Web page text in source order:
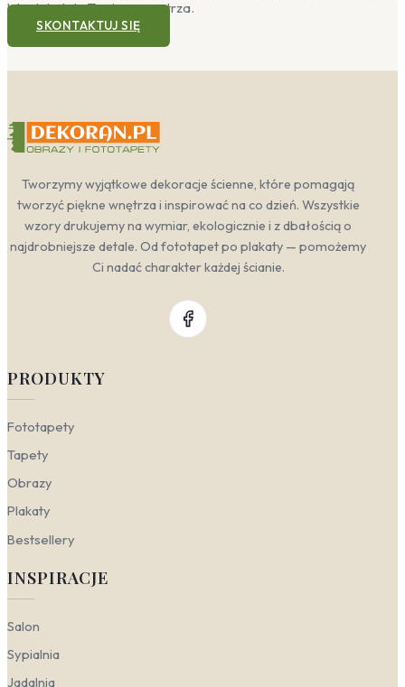
lub plakat do Twojego wnętrza.
SKONTAKTUJ SIĘ
Tworzymy wyjątkowe dekoracje ścienne, które pomagają
tworzyć piękne wnętrza i inspirować na co dzień. Wszystkie
wzory drukujemy na wymiar, ekologicznie i z dbałością o
najdrobniejsze detale. Od fototapet po plakaty — pomożemy
Ci nadać charakter każdej ścianie.
PRODUKTY
Fototapety
Tapety
Obrazy
Plakaty
Bestsellery
INSPIRACJE
Salon
Sypialnia
Jadalnia